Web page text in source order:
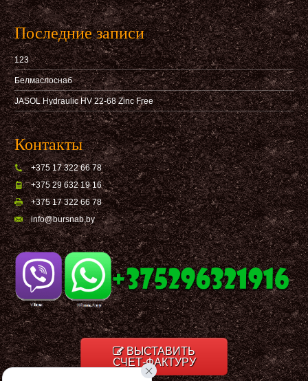
Последние записи
123
Белмаслоснаб
JASOL Hydraulic HV 22-68 Zinc Free
Контакты
+375 17 322 66 78
+375 29 632 19 16
+375 17 322 66 78
info@bursnab,by
ВЫСТАВИТЬ
СЧЕТ-ФАКТУРУ